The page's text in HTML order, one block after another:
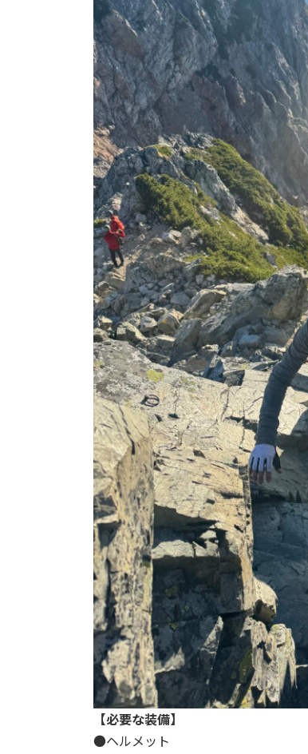
【必要な装備】
●ヘルメット